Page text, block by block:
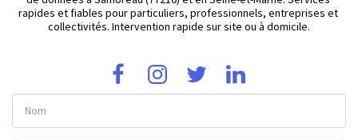
rapides et fiables pour particuliers, professionnels, entreprises et
collectivités. Intervention rapide sur site ou à domicile.